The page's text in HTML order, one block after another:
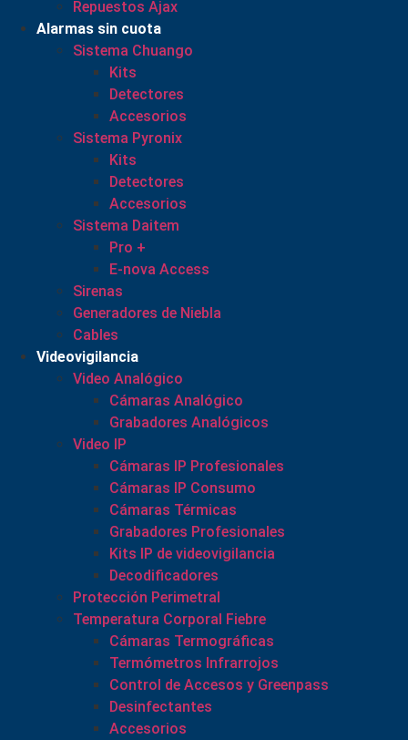
Repuestos Ajax
Alarmas sin cuota
Sistema Chuango
Kits
Detectores
Accesorios
Sistema Pyronix
Kits
Detectores
Accesorios
Sistema Daitem
Pro +
E-nova Access
Sirenas
Generadores de Niebla
Cables
Videovigilancia
Video Analógico
Cámaras Analógico
Grabadores Analógicos
Video IP
Cámaras IP Profesionales
Cámaras IP Consumo
Cámaras Térmicas
Grabadores Profesionales
Kits IP de videovigilancia
Decodificadores
Protección Perimetral
Temperatura Corporal Fiebre
Cámaras Termográficas
Termómetros Infrarrojos
Control de Accesos y Greenpass
Desinfectantes
Accesorios